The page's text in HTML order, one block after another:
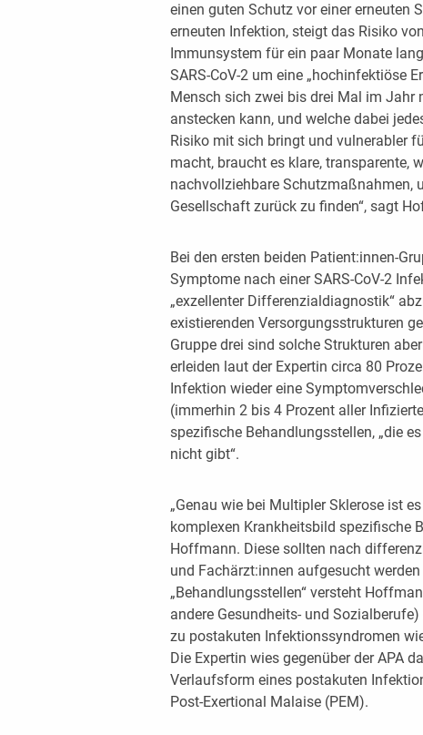
einen guten Schutz vor einer erneuten
erneuten Infektion, steigt das Risiko
Immunsystem für ein paar Monate
SARS-CoV-2 um eine „hochinfektiöse
Mensch sich zwei bis drei Mal im
anstecken kann, und welche dabei
Risiko mit sich bringt und vulnerabler
macht, braucht es klare, transparente,
nachvollziehbare Schutzmaßnahmen,
Gesellschaft zurück zu finden“, sagt
Bei den ersten beiden Patient:innen-
Symptome nach einer SARS-CoV-2
„exzellenter Differenzialdiagnostik“
existierenden Versorgungsstrukturen
Gruppe drei sind solche Strukturen
erleiden laut der Expertin circa 80
Infektion wieder eine
(immerhin 2 bis 4 Prozent aller
spezifische Behandlungsstellen, „die
nicht gibt“.
„Genau wie bei Multipler Sklerose ist
komplexen Krankheitsbild spezifische
Hoffmann. Diese sollten nach
und Fachärzt:innen aufgesucht
„Behandlungsstellen“ versteht
andere Gesundheits- und
zu postakuten Infektionssyndromen
Die Expertin wies gegenüber der APA
Verlaufsform eines postakuten
Post-Exertional Malaise (PEM).